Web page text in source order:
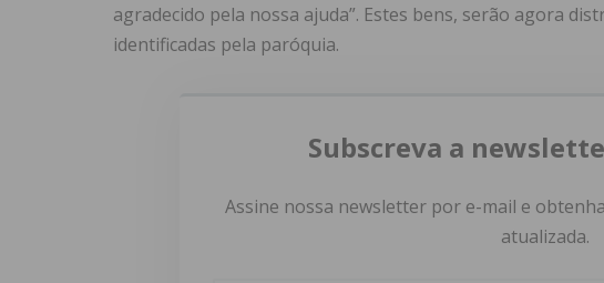
agradecido pela nossa ajuda”. Estes bens, serão agora
identificadas pela paróquia.
Subscreva a
Assine nossa newsletter por e-mail e
atualizada.